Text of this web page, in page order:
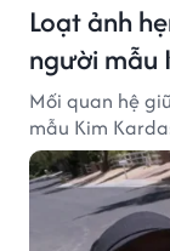
Loạt ảnh
người mẫu
Mối quan hệ
mẫu Kim